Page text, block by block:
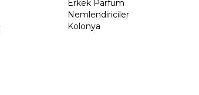
Erkek Parfüm
Nemlendiriciler
Kolonya